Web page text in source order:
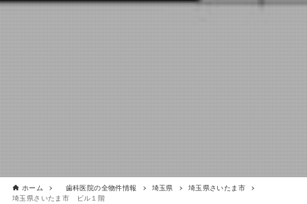
ホーム 歯科医院の全物件情報 埼玉県
埼玉県さいたま市
埼玉県さいたま市 ビル１階